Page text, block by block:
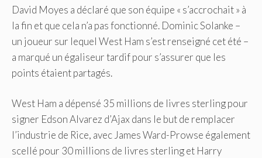
David Moyes a déclaré que son équipe « s’accrochait » à
la fin et que cela n’a pas fonctionné. Dominic Solanke –
un joueur sur lequel West Ham s’est renseigné cet été –
a marqué un égaliseur tardif pour s’assurer que les
points étaient partagés.
West Ham a dépensé 35 millions de livres sterling pour
signer Edson Alvarez d’Ajax dans le but de remplacer
l’industrie de Rice, avec James Ward-Prowse également
scellé pour 30 millions de livres sterling et Harry